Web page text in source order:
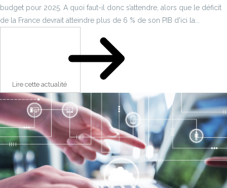
budget pour 2025. A quoi faut-il donc s’attendre, alors que le déficit
de la France devrait atteindre plus de 6 % de son PIB d'ici la...
Lire cette actualité